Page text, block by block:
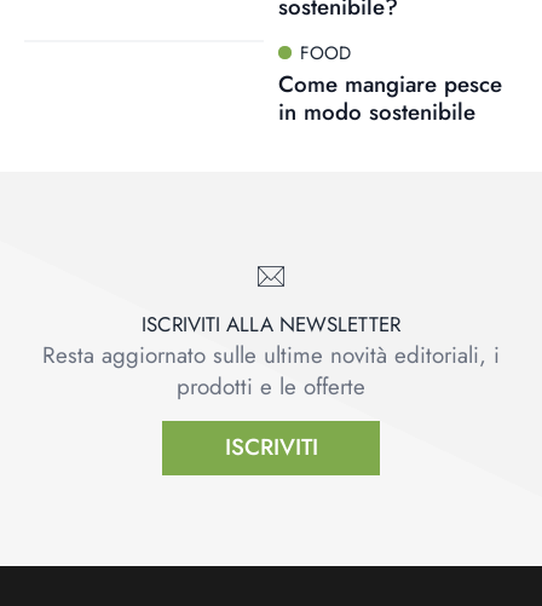
FOOD
Come mangiare pesce
in modo sostenibile
ISCRIVITI ALLA NEWSLETTER
Resta aggiornato sulle ultime novità editoriali, i
prodotti e le offerte
ISCRIVITI